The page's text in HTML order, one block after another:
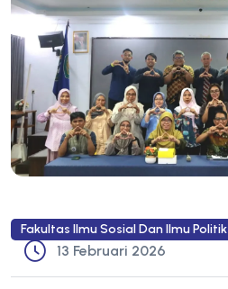
Fakultas Ilmu Sosial Dan Ilmu Politik
13 Februari 2026